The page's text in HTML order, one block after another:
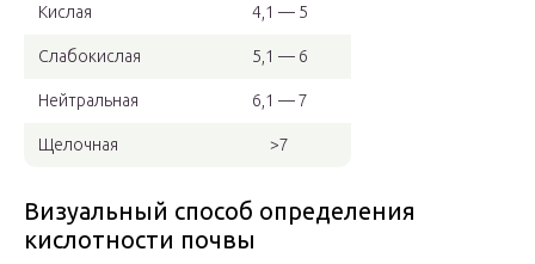
Кислая 4,1 — 5
Слабокислая 5,1 — 6
Нейтральная 6,1 — 7
Щелочная >7
Визуальный способ определения
кислотности почвы